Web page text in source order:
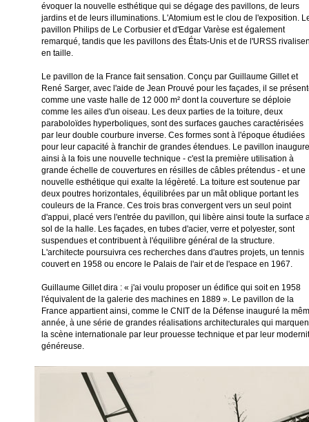
évoquer la nouvelle esthétique qui se dégage des pavillons, de leurs
jardins et de leurs illuminations. L'Atomium est le clou de l'exposition.
pavillon Philips de Le Corbusier et d'Edgar Varèse est également
remarqué, tandis que les pavillons des États-Unis et de l'URSS
en taille.
Le pavillon de la France fait sensation. Conçu par Guillaume Gillet et
René Sarger, avec l'aide de Jean Prouvé pour les façades, il se
comme une vaste halle de 12 000 m² dont la couverture se déploie
comme les ailes d'un oiseau. Les deux parties de la toiture, deux
paraboloïdes hyperboliques, sont des surfaces gauches caractérisées
par leur double courbure inverse. Ces formes sont à l'époque étudiées
pour leur capacité à franchir de grandes étendues. Le pavillon inaugure
ainsi à la fois une nouvelle technique - c'est la première utilisation à
grande échelle de couvertures en résilles de câbles prétendus - et une
nouvelle esthétique qui exalte la légèreté. La toiture est soutenue par
deux poutres horizontales, équilibrées par un mât oblique portant les
couleurs de la France. Ces trois bras convergent vers un seul point
d'appui, placé vers l'entrée du pavillon, qui libère ainsi toute la surface
sol de la halle. Les façades, en tubes d'acier, verre et polyester, sont
suspendues et contribuent à l'équilibre général de la structure.
L'architecte poursuivra ces recherches dans d'autres projets, un tennis
couvert en 1958 ou encore le Palais de l'air et de l'espace en 1967.
Guillaume Gillet dira : « j'ai voulu proposer un édifice qui soit en 1958
l'équivalent de la galerie des machines en 1889 ». Le pavillon de la
France appartient ainsi, comme le CNIT de la Défense inauguré la
année, à une série de grandes réalisations architecturales qui
la scène internationale par leur prouesse technique et par leur
généreuse.